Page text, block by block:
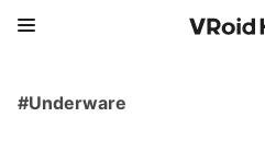
#Underware